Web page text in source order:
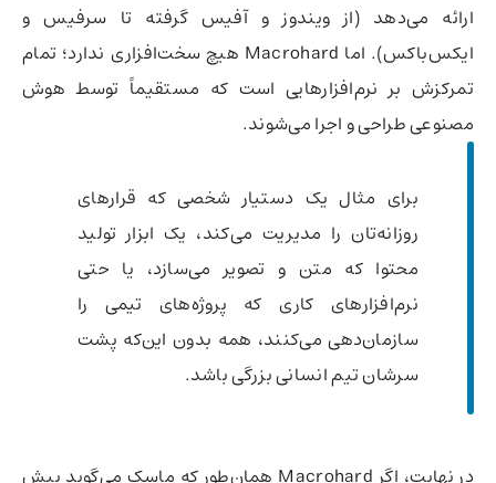
ارائه می‌دهد (از ویندوز و آفیس گرفته تا سرفیس و
ایکس‌باکس). اما Macrohard هیچ سخت‌افزاری ندارد؛ تمام
تمرکزش بر نرم‌افزارهایی است که مستقیماً توسط هوش
مصنوعی طراحی و اجرا می‌شوند.
برای مثال یک دستیار شخصی که قرارهای
روزانه‌تان را مدیریت می‌کند، یک ابزار تولید
محتوا که متن و تصویر می‌سازد، یا حتی
نرم‌افزارهای کاری که پروژه‌های تیمی را
سازمان‌دهی می‌کنند، همه بدون این‌که پشت
سرشان تیم انسانی بزرگی باشد.
در نهایت، اگر Macrohard همان‌طور که ماسک می‌گوید پیش